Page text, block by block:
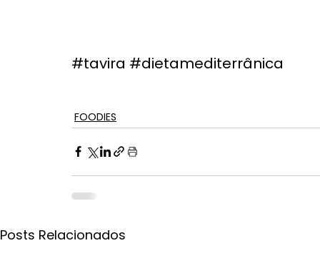
#tavira #dietamediterrânica
FOODIES
Posts Relacionados